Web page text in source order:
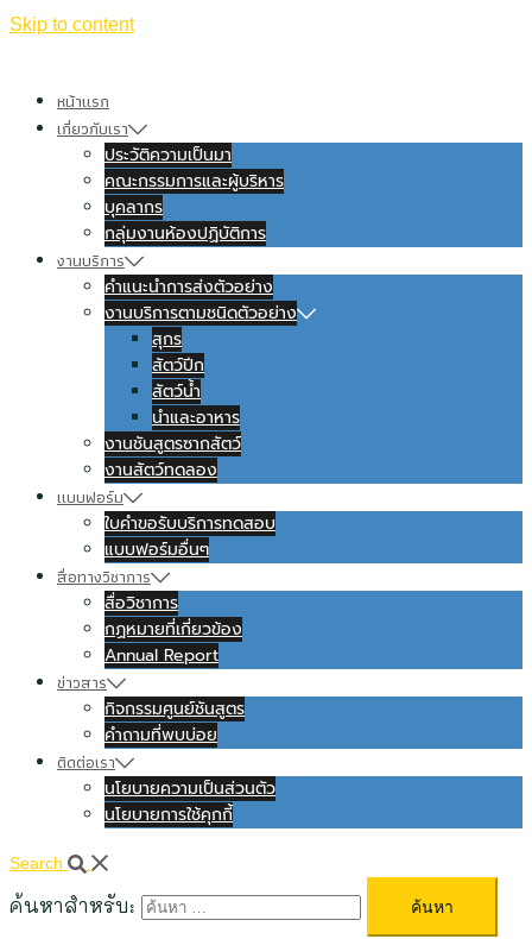
Skip to content
หน้าแรก
เกี่ยวกับเรา
ประวัติความเป็นมา
คณะกรรมการและผู้บริหาร
บุคลากร
กลุ่มงานห้องปฏิบัติการ
งานบริการ
คำแนะนำการส่งตัวอย่าง
งานบริการตามชนิดตัวอย่าง
สุกร
สัตว์ปีก
สัตว์น้ำ
นำและอาหาร
งานชันสูตรซากสัตว์
งานสัตว์ทดลอง
แบบฟอร์ม
ใบคำขอรับบริการทดสอบ
แบบฟอร์มอื่นๆ
สื่อทางวิชาการ
สื่อวิชาการ
กฏหมายที่เกี่ยวข้อง
Annual Report
ข่าวสาร
กิจกรรมศูนย์ชันสูตร
คำถามที่พบบ่อย
ติดต่อเรา
นโยบายความเป็นส่วนตัว
นโยบายการใช้คุกกี้
Search
ค้นหาสำหรับ: